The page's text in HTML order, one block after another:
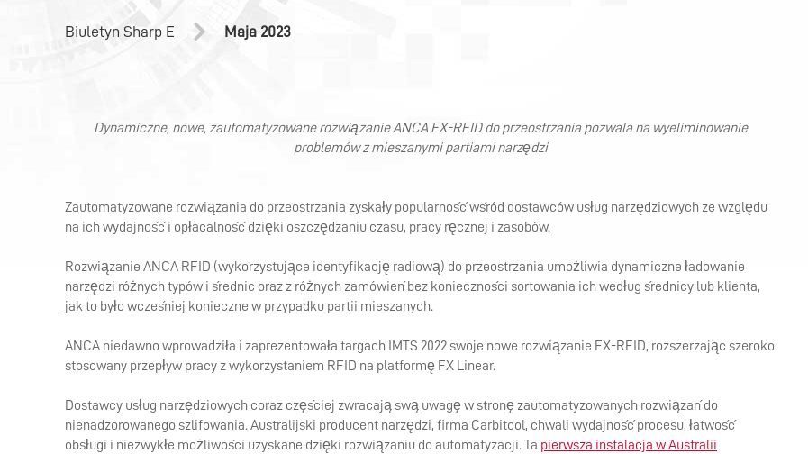
A SUPPORTIVE
ENVIRONMENT – MEET ABBY
FROM CONCEPT TO DESIGN –
SOFTWARE SOLUTIONS TO
DRIVING THE SOFTWARE
SZLIFOWANIE KÓŁ
ZNAKOWANIE LASEROWE
FINANCING OPTIONS
ELEKTROEROZYJNEGO WEDM
Biuletyn Sharp E Maja 2023
Dynamiczne, nowe, zautomatyzowane rozwiązanie ANCA FX-RFID do przeostrzania pozwala na wyeliminowanie
problemów z mieszanymi partiami narzędzi
Zautomatyzowane rozwiązania do przeostrzania zyskały popularność wśród dostawców usług narzędziowych ze względu
na ich wydajność i opłacalność dzięki oszczędzaniu czasu, pracy ręcznej i zasobów.
Rozwiązanie ANCA RFID (wykorzystujące identyfikację radiową) do przeostrzania umożliwia dynamiczne ładowanie
narzędzi różnych typów i średnic oraz z różnych zamówień bez konieczności sortowania ich według średnicy lub klienta,
jak to było wcześniej konieczne w przypadku partii mieszanych.
ANCA niedawno wprowadziła i zaprezentowała targach IMTS 2022 swoje nowe rozwiązanie FX-RFID, rozszerzając szeroko
stosowany przepływ pracy z wykorzystaniem RFID na platformę FX Linear.
Dostawcy usług narzędziowych coraz częściej zwracają swą uwagę w stronę zautomatyzowanych rozwiązań do
nienadzorowanego szlifowania. Australijski producent narzędzi, firma Carbitool, chwali wydajność procesu, łatwość
obsługi i niezwykłe możliwości uzyskane dzięki rozwiązaniu do automatyzacji. Ta pierwsza instalacja w Australii